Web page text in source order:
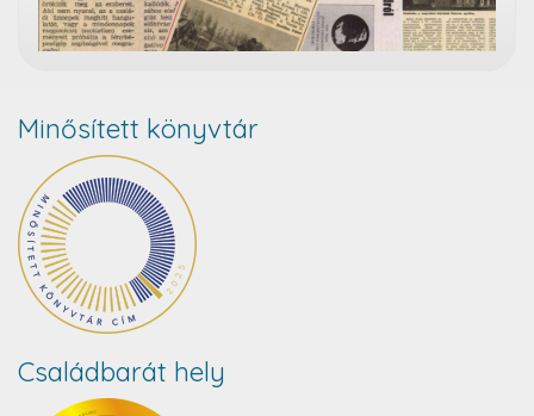
Minősített könyvtár
Családbarát hely